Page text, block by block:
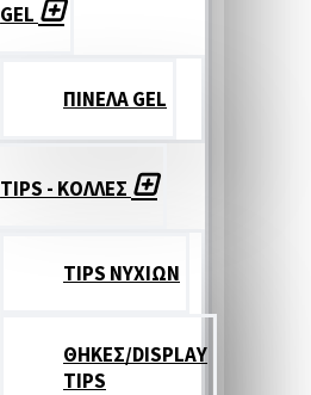
GEL
ΠΙΝΕΛΑ GEL
TIPS - ΚΟΛΛΕΣ
TIPS ΝΥΧΙΩΝ
ΘΗΚΕΣ/DISPLAY
TIPS